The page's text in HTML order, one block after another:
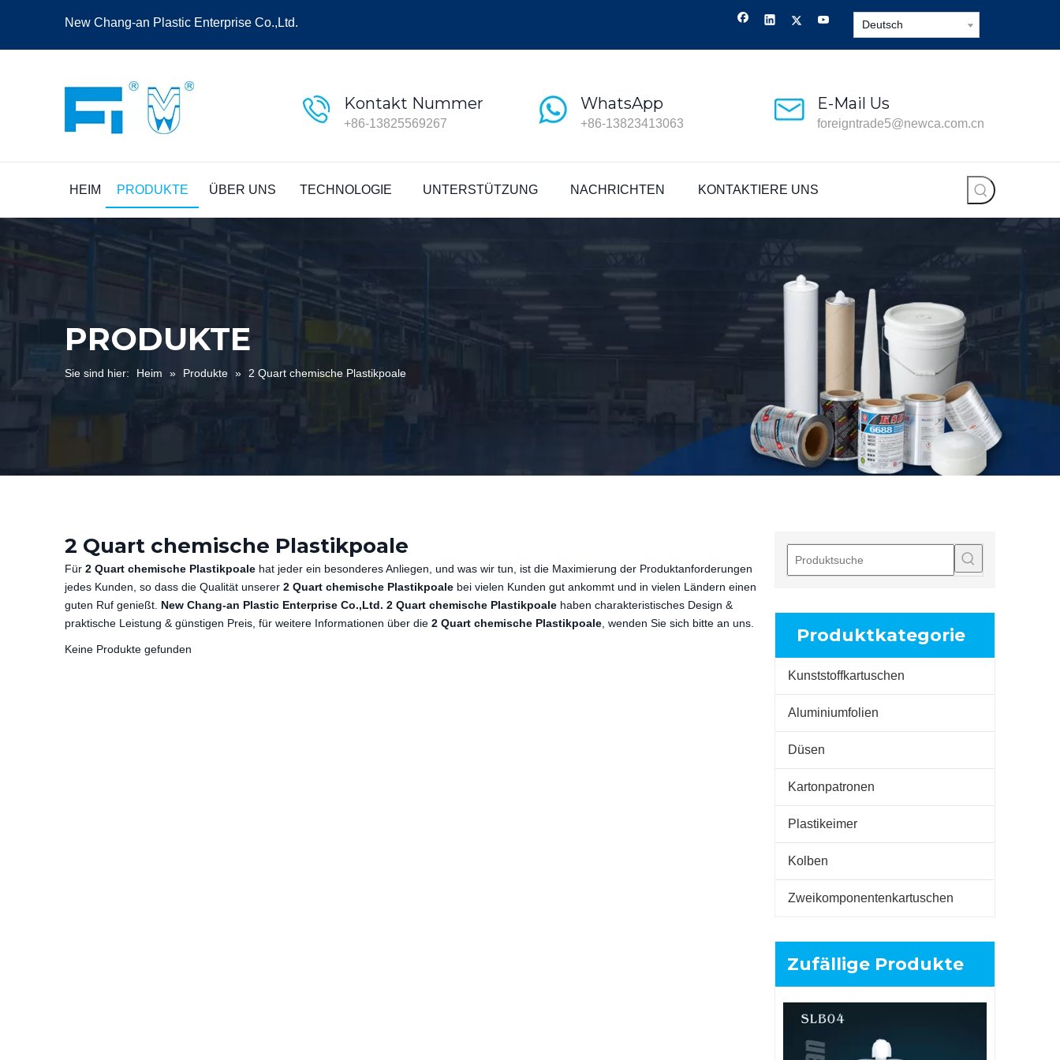
New Chang-an Plastic Enterprise Co.,Ltd. Deutsch
Kontakt Nummer
+86-13825569267
WhatsApp
+86-13823413063
E-Mail Us
foreigntrade5@newca.com.cn
HEIM PRODUKTE ÜBER UNS TECHNOLOGIE UNTERSTÜTZUNG NACHRICHTEN KONTAKTIERE UNS
PRODUKTE
Sie sind hier: Heim » Produkte » 2 Quart chemische Plastikpoale
2 Quart chemische Plastikpoale
Für 2 Quart chemische Plastikpoale hat jeder ein besonderes Anliegen, und was wir tun, ist die Maximierung der Produktanforderungen
jedes Kunden, so dass die Qualität unserer 2 Quart chemische Plastikpoale bei vielen Kunden gut ankommt und in vielen Ländern einen
guten Ruf genießt. New Chang-an Plastic Enterprise Co.,Ltd. 2 Quart chemische Plastikpoale haben charakteristisches Design &
praktische Leistung & günstigen Preis, für weitere Informationen über die 2 Quart chemische Plastikpoale , wenden Sie sich bitte an uns.
Keine Produkte gefunden
Produktkategorie
Kunststoffkartuschen
Aluminiumfolien
Düsen
Kartonpatronen
Plastikeimer
Kolben
Zweikomponentenkartuschen
Zufällige Produkte